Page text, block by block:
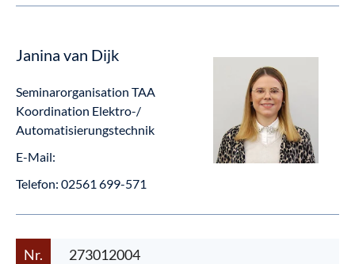
Nr. 273012004
Janina van Dijk
Seminarorganisation TAA
Koordination Elektro-/
Automatisierungstechnik
E-Mail:
Telefon: 02561 699-571